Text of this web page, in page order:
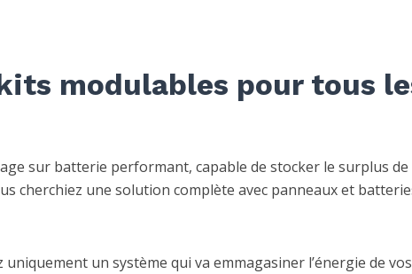
modulables pour tous
sur batterie performant, capable de stocker le surplus de
cherchiez une solution complète avec panneaux et
un système qui va emmagasiner l’énergie de vos